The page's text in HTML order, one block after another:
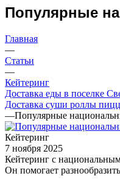
Популярные
Главная
—
Статьи
—
Кейтеринг
Доставка еды в поселке
Доставка суши роллы
—Популярные
Кейтеринг
7 ноября 2025
Кейтеринг с
Он помогает